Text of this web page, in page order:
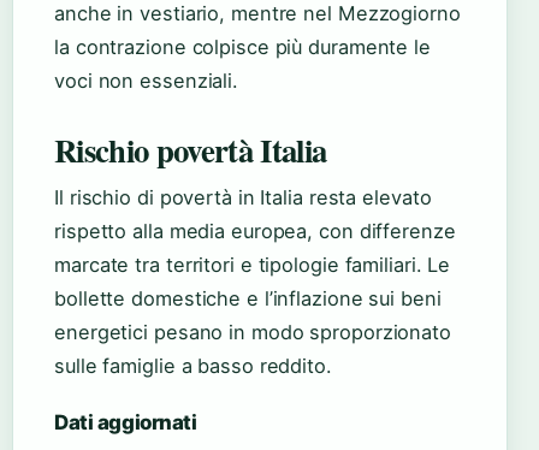
anche in vestiario, mentre nel Mezzogiorno
la contrazione colpisce più duramente le
voci non essenziali.
Rischio povertà Italia
Il rischio di povertà in Italia resta elevato
rispetto alla media europea, con differenze
marcate tra territori e tipologie familiari. Le
bollette domestiche e l’inflazione sui beni
energetici pesano in modo sproporzionato
sulle famiglie a basso reddito.
Dati aggiornati